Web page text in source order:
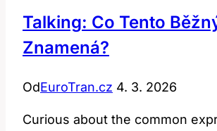
Talking: Co Tento
Znamená?
OdEuroTran.cz 4. 3. 2026
Curious about the common